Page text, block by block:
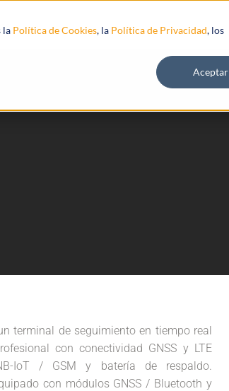
la Política de Cookies, la Política de Privacidad, los
Aceptar
terminal de seguimiento en tiempo real
con conectividad GNSS y LTE
IoT / GSM y batería de respaldo.
con módulos GNSS / Bluetooth y